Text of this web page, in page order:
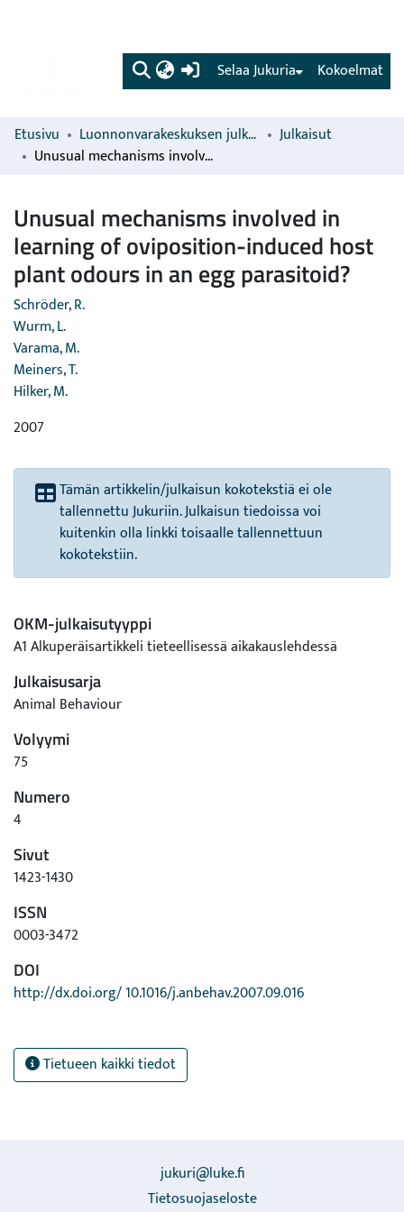
(current) Kokoelmat
Selaa Jukuria
Etusivu Luonnonvarakeskuksen julkaisut
Julkaisut
Unusual mechanisms involved in learning of oviposition-induced host plant odours in an egg parasitoid?
Unusual mechanisms involved in
learning of oviposition-induced host
plant odours in an egg parasitoid?
Schröder, R.
Wurm, L.
Varama, M.
Meiners, T.
Hilker, M.
2007
Tämän artikkelin/julkaisun kokotekstiä ei ole
tallennettu Jukuriin. Julkaisun tiedoissa voi
kuitenkin olla linkki toisaalle tallennettuun
kokotekstiin.
OKM-julkaisutyyppi
A1 Alkuperäisartikkeli tieteellisessä aikakauslehdessä
Julkaisusarja
Animal Behaviour
Volyymi
75
Numero
4
Sivut
1423-1430
ISSN
0003-3472
DOI
http://dx.doi.org/ 10.1016/j.anbehav.2007.09.016
Tietueen kaikki tiedot
jukuri@luke.fi
Tietosuojaseloste